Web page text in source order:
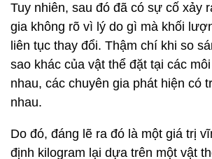
Tuy nhiên, sau đó đã có sự cố xảy
gia không rõ vì lý do gì mà khối
liên tục thay đổi. Thậm chí khi so
sao khác của vật thể đặt tại các
nhau, các chuyên gia phát hiện có
nhau.
Do đó, đáng lẽ ra đó là một giá trị
định kilogram lại dựa trên một vật